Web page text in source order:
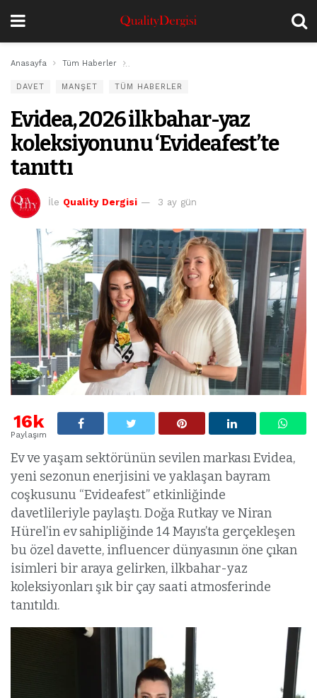
Anasayfa Tüm Haberler
DAVET MANŞET TÜM HABERLER
Evidea, 2026 ilkbahar-yaz
koleksiyonunu ‘Evideafest’te
tanıttı
İle Quality Dergisi 3 ay gün
16k
Paylaşım
Ev ve yaşam sektörünün sevilen markası Evidea,
yeni sezonun enerjisini ve yaklaşan bayram
coşkusunu “Evideafest” etkinliğinde
davetlileriyle paylaştı. Doğa Rutkay ve Niran
Hürel’in ev sahipliğinde 14 Mayıs’ta gerçekleşen
bu özel davette, influencer dünyasının öne çıkan
isimleri bir araya gelirken, ilkbahar-yaz
koleksiyonları şık bir çay saati atmosferinde
tanıtıldı.